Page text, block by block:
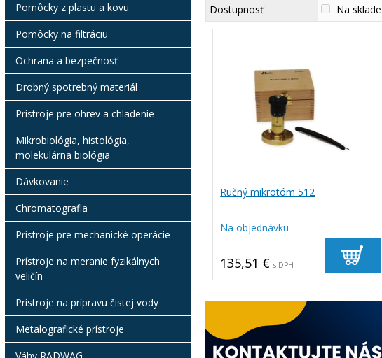
Dostupnosť Na sklade
Ručný mikrotóm 512
Na objednávku
135,51 € s DPH
Pomôcky z plastu a kovu
Pomôcky na filtráciu
Ochrana a bezpečnosť
Drobný spotrebný materiál
Prístroje pre ohrev a chladenie
Mikrobiológia, histológia,
molekulárna biológia
Dávkovanie
Chromatografia
Prístroje pre mechanické operácie
Prístroje na meranie fyzikálnych
veličín
Prístroje na prípravu čistej vody
Metalografické prístroje